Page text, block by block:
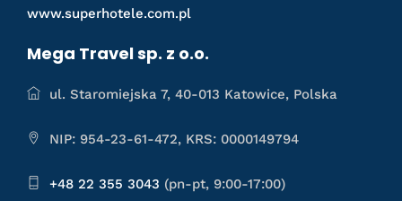
www.superhotele.com.pl
Mega Travel sp. z o.o.
ul. Staromiejska 7, 40-013 Katowice, Polska
NIP: 954-23-61-472, KRS: 0000149794
+48 22 355 3043 (pn-pt, 9:00-17:00)